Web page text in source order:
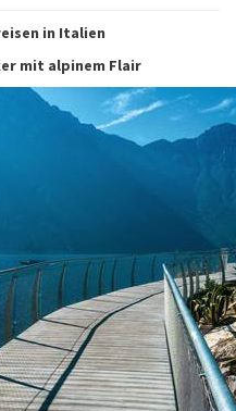
in Italien
mit alpinem Flair